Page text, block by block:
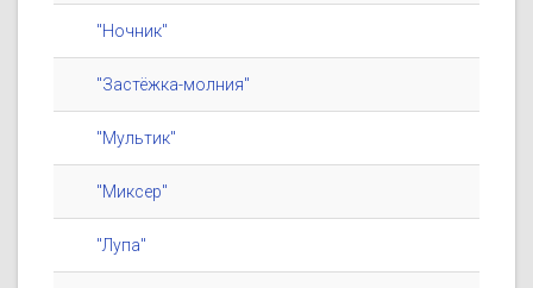
"Ночник"
"Застёжка-молния"
"Мультик"
"Миксер"
"Лупа"